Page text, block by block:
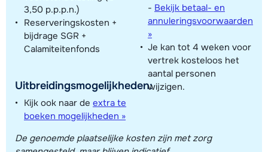
3,50 p.p.p.n.)
Reserveringskosten +
bijdrage SGR +
Calamiteitenfonds
Uitbreidingsmogelijkheden:
Kijk ook naar de extra te
boeken mogelijkheden »
- Bekijk betaal- en
annuleringsvoorwaarden
»
Je kan tot 4 weken voor
vertrek kosteloos het
aantal personen
wijzigen.
De genoemde plaatselijke kosten zijn met zorg